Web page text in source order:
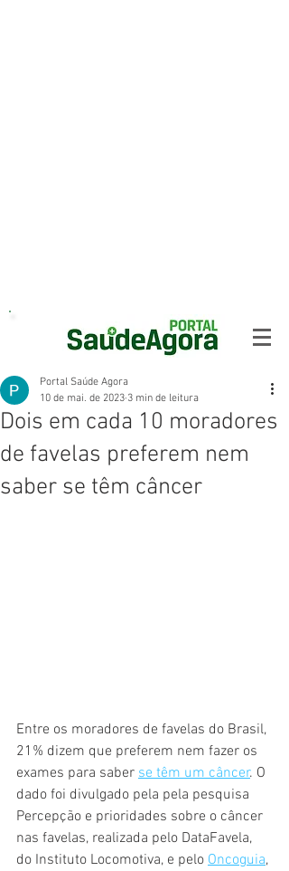
Dois em cada 10 moradores
de favelas preferem nem
saber se têm câncer
Portal Saúde Agora
10 de mai. de 2023 3 min de leitura
Entre os moradores de favelas do Brasil,
21% dizem que preferem nem fazer os
exames para saber se têm um câncer. O
dado foi divulgado pela pela pesquisa
Percepção e prioridades sobre o câncer
nas favelas, realizada pelo DataFavela,
do Instituto Locomotiva, e pelo Oncoguia,